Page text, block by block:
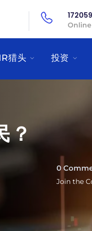
猎头 投资
？
0
Join the